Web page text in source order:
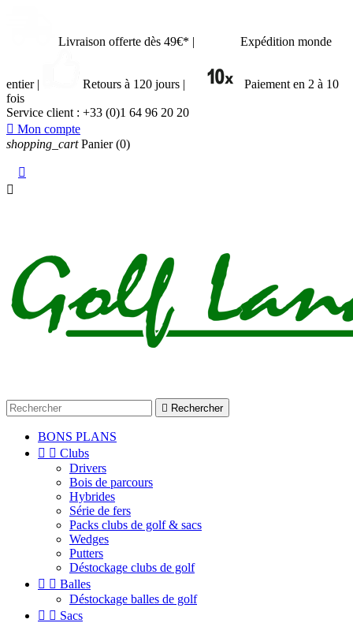
Livraison offerte dès 49€* | Expédition monde
entier | Retours à 120 jours |
Paiement en 2 à 10
fois
Service client : +33 (0)1 64 96 20 20
 Mon compte
shopping_cart Panier (0)


 Rechercher
BONS PLANS
  Clubs
Drivers
Bois de parcours
Hybrides
Série de fers
Packs clubs de golf & sacs
Wedges
Putters
Déstockage clubs de golf
  Balles
Déstockage balles de golf
  Sacs